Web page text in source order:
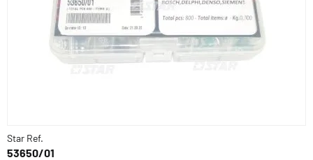
Star Ref.
53650/01